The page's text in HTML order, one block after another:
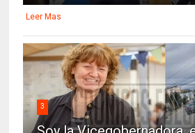
Leer Mas
3